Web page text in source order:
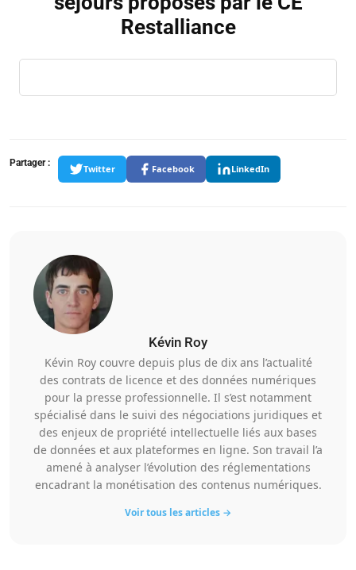
Restalliance
Partager : Twitter Facebook LinkedIn
Kévin Roy
Kévin Roy couvre depuis plus de dix ans l’actualité
des contrats de licence et des données numériques
pour la presse professionnelle. Il s’est notamment
spécialisé dans le suivi des négociations juridiques et
des enjeux de propriété intellectuelle liés aux bases
de données et aux plateformes en ligne. Son travail l’a
amené à analyser l’évolution des réglementations
encadrant la monétisation des contenus numériques.
Voir tous les articles →